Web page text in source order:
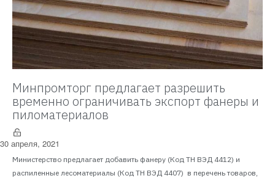
Минпромторг предлагает разрешить
временно ограничивать экспорт фанеры и
пиломатериалов
30 апреля, 2021
Министерство предлагает добавить фанеру (Код ТН ВЭД 4412) и
распиленные лесоматериалы (Код ТН ВЭД 4407) в перечень товаров,